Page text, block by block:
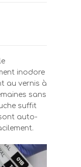
inodore
au vernis à
sans
suffit
auto-